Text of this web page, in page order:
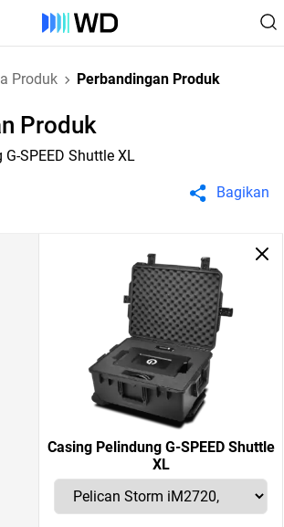
Produk Perbandingan Produk
Produk
SPEED Shuttle XL
Bagikan
Casing Pelindung G-SPEED Shuttle
XL